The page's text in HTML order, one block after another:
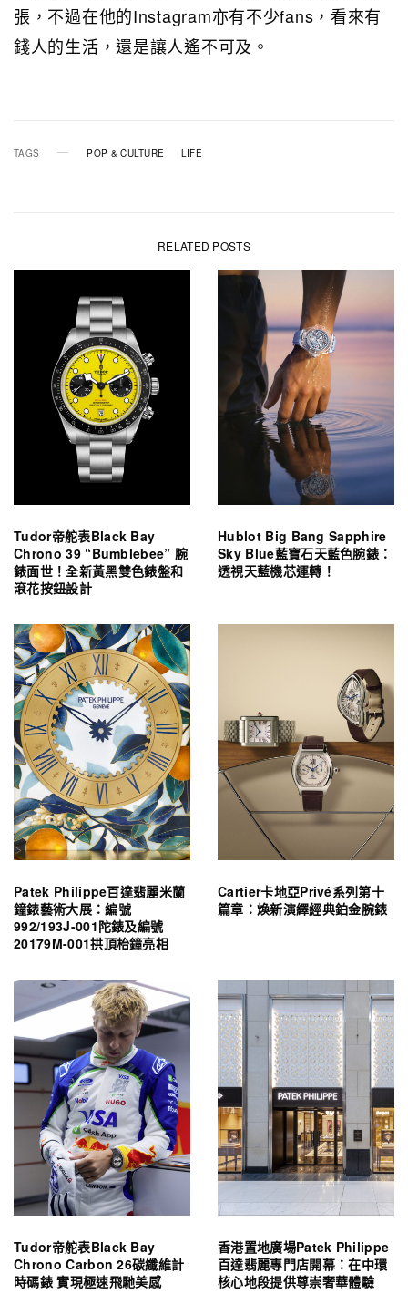
張，不過在他的Instagram亦有不少fans，看來有
錢人的生活，還是讓人遙不可及。
TAGS POP & CULTURE LIFE
RELATED POSTS
Tudor帝舵表Black Bay
Chrono 39 “Bumblebee” 腕
錶面世！全新黃黑雙色錶盤和
滾花按鈕設計
Hublot Big Bang Sapphire
Sky Blue藍寶石天藍色腕錶：
透視天藍機芯運轉！
Patek Philippe百達翡麗米蘭
鐘錶藝術大展：編號
992/193J-001陀錶及編號
20179M-001拱頂枱鐘亮相
Cartier卡地亞Privé系列第十
篇章：煥新演繹經典鉑金腕錶
Tudor帝舵表Black Bay
Chrono Carbon 26碳纖維計
時碼錶 實現極速飛馳美感
香港置地廣場Patek Philippe
百達翡麗專門店開幕：在中環
核心地段提供尊崇奢華體驗